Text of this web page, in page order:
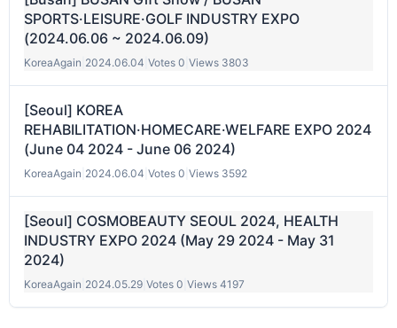
SPORTS·LEISURE·GOLF INDUSTRY EXPO
(2024.06.06 ~ 2024.06.09)
KoreaAgain 2024.06.04 Votes 0 Views 3803
[Seoul] KOREA
REHABILITATION·HOMECARE·WELFARE EXPO 2024
(June 04 2024 - June 06 2024)
KoreaAgain 2024.06.04 Votes 0 Views 3592
[Seoul] COSMOBEAUTY SEOUL 2024, HEALTH
INDUSTRY EXPO 2024 (May 29 2024 - May 31
2024)
KoreaAgain 2024.05.29 Votes 0 Views 4197